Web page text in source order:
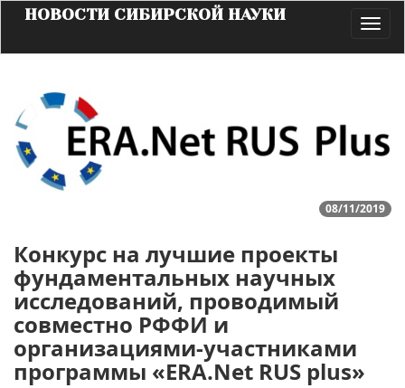
НОВОСТИ СИБИРСКОЙ НАУКИ
08/11/2019
Конкурс на лучшие проекты
фундаментальных научных
исследований, проводимый
совместно РФФИ и
организациями-участниками
программы «ERA.Net RUS plus»